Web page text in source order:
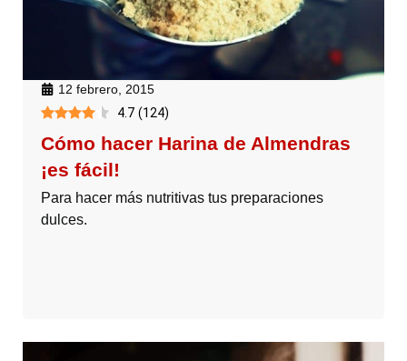
12 febrero, 2015
4.7 (124)
Cómo hacer Harina de Almendras
¡es fácil!
Para hacer más nutritivas tus preparaciones
dulces.